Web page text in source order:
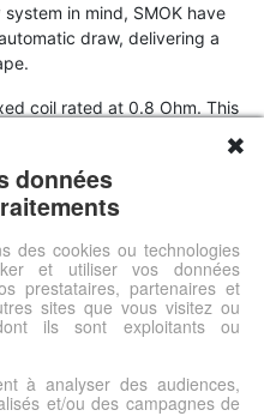
in mind, SMOK have
draw, delivering a
coil rated at 0.8 Ohm. This
- 25W
-Mentions légales
✖
données
des cookies ou technologies
et utiliser vos données
prestataires, partenaires et
sites que vous visitez ou
ils sont exploitants ou
à analyser des audiences,
et/ou des campagnes de